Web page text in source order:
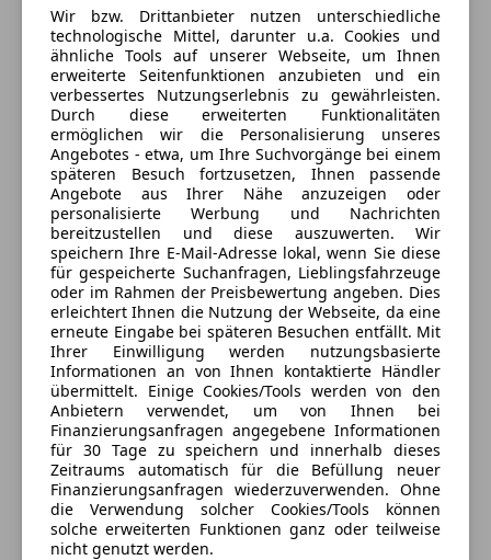
Sternebewertung 4.5 von 5
(88% Weiterempfehlungen)
Anbieter auf AutoScout24 seit 2022
Showroom
Geschlossen
Öffnet um 9:00
Salzburger Straße 1,
5162 Obertrum am See, AT
Kontakt
Stefan Kirnstötter
Anbieter kontaktieren
Deine Nachricht
Wir bzw. Drittanbieter nutzen unterschiedliche
technologische Mittel, darunter u.a. Cookies und
ähnliche Tools auf unserer Webseite, um Ihnen
erweiterte Seitenfunktionen anzubieten und ein
verbessertes Nutzungserlebnis zu gewährleisten.
Durch diese erweiterten Funktionalitäten
ermöglichen wir die Personalisierung unseres
Angebotes - etwa, um Ihre Suchvorgänge bei einem
späteren Besuch fortzusetzen, Ihnen passende
Angebote aus Ihrer Nähe anzuzeigen oder
personalisierte Werbung und Nachrichten
bereitzustellen und diese auszuwerten. Wir
speichern Ihre E-Mail-Adresse lokal, wenn Sie diese
für gespeicherte Suchanfragen, Lieblingsfahrzeuge
oder im Rahmen der Preisbewertung angeben. Dies
erleichtert Ihnen die Nutzung der Webseite, da eine
erneute Eingabe bei späteren Besuchen entfällt. Mit
Ihrer Einwilligung werden nutzungsbasierte
Informationen an von Ihnen kontaktierte Händler
übermittelt. Einige Cookies/Tools werden von den
Anbietern verwendet, um von Ihnen bei
Finanzierungsanfragen angegebene Informationen
für 30 Tage zu speichern und innerhalb dieses
Zeitraums automatisch für die Befüllung neuer
Finanzierungsanfragen wiederzuverwenden. Ohne
die Verwendung solcher Cookies/Tools können
solche erweiterten Funktionen ganz oder teilweise
nicht genutzt werden.